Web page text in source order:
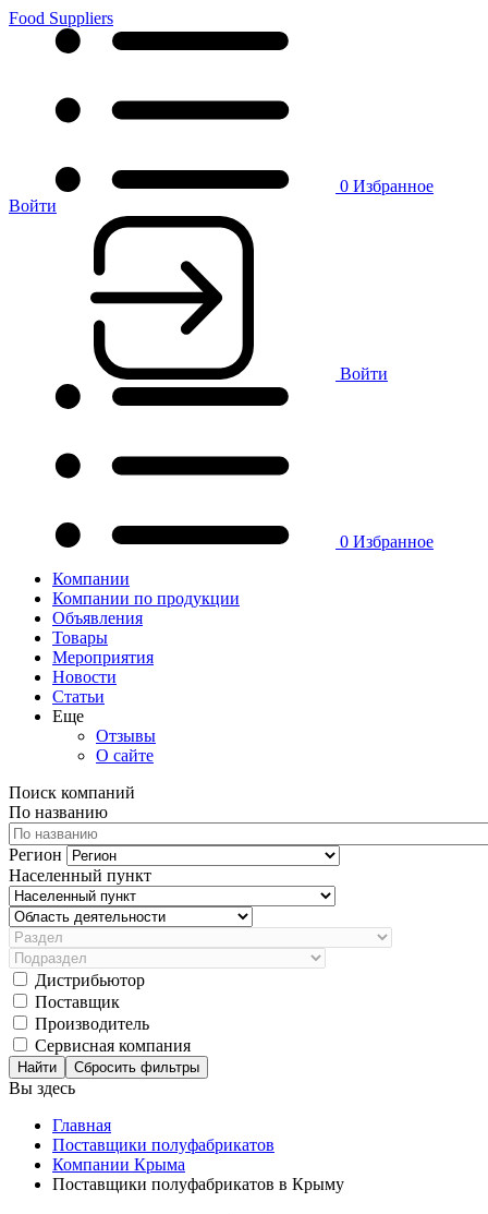
Food Suppliers
0 Избранное
Войти
Войти
0 Избранное
Компании
Компании по продукции
Объявления
Товары
Мероприятия
Новости
Статьи
Еще
Отзывы
О сайте
Поиск компаний
По названию
Регион
Населенный пункт
Дистрибьютор
Поставщик
Производитель
Сервисная компания
Сбросить фильтры
Вы здесь
Главная
Поставщики полуфабрикатов
Компании Крыма
Поставщики полуфабрикатов в Крыму